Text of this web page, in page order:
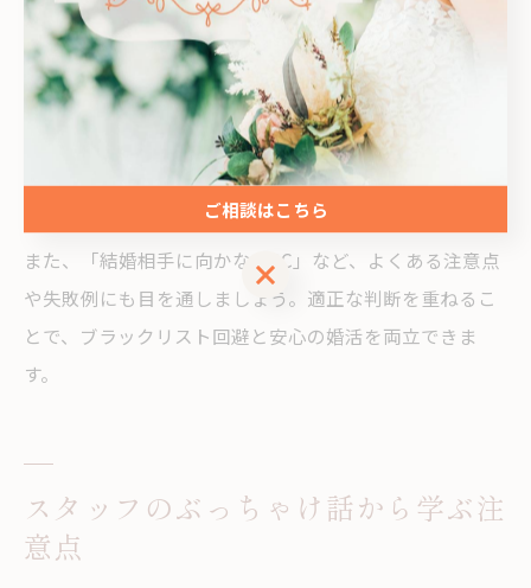
ブラックリストに載らないためには、会員規約をよく読
み、ルールやマナーを守ることが基本です。トラブルを
起こさないことはもちろん、不明点や不安がある場合は
カウンセラーに早めに相談しましょう。万が一トラブル
に巻き込まれた場合の対応策やサポート体制も、入会前
に確認しておくと安心です。
また、「結婚相手に向かない3C」など、よくある注意点
や失敗例にも目を通しましょう。適正な判断を重ねるこ
とで、ブラックリスト回避と安心の婚活を両立できま
す。
スタッフのぶっちゃけ話から学ぶ注
意点
ご相談はこちら
ご相談はこちら